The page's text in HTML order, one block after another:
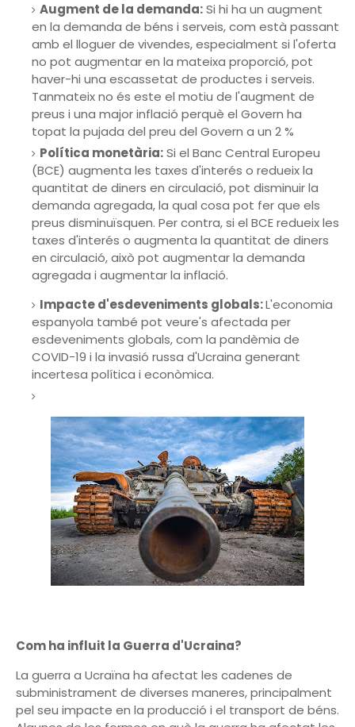
Augment de la demanda:Si hi ha un augment
en la demanda de béns i serveis, com està passant
amb el lloguer de vivendes, especialment si l'oferta
no pot augmentar en la mateixa proporció, pot
haver-hi una escassetat de productes i serveis.
Tanmateix no és este el motiu de l'augment de
preus i una major inflació perquè el Govern ha
topat la pujada del preu del Govern a un 2 %
Política monetària:Si el Banc Central Europeu
(BCE) augmenta les taxes d'interés o redueix la
quantitat de diners en circulació, pot disminuir la
demanda agregada, la qual cosa pot fer que els
preus disminuïsquen. Per contra, si el BCE redueix les
taxes d'interés o augmenta la quantitat de diners
en circulació, això pot augmentar la demanda
agregada i augmentar la inflació.
Impacte d'esdeveniments globals:L'economia
espanyola també pot veure's afectada per
esdeveniments globals, com la pandèmia de
COVID-19 i la invasió russa d'Ucraina generant
incertesa política i econòmica.
Com ha influit la Guerra d'Ucraina?
La guerra a Ucraïna ha afectat les cadenes de
subministrament de diverses maneres, principalment
pel seu impacte en la producció i el transport de béns.